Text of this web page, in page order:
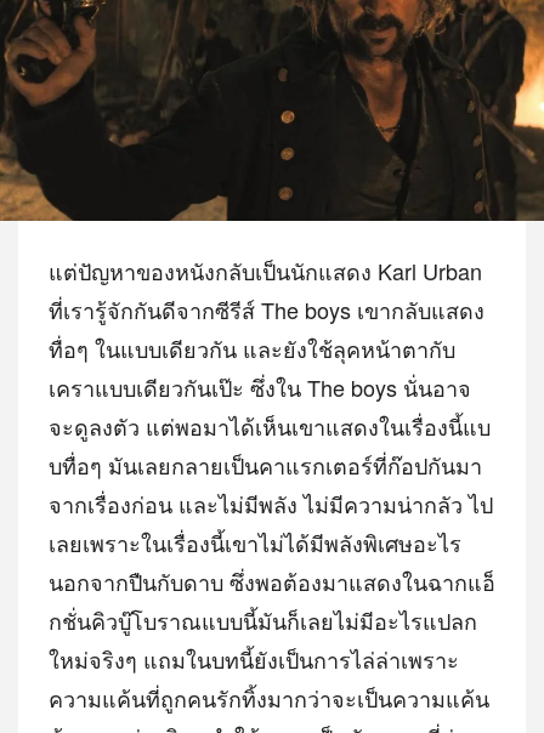
แต่ปัญหาของหนังกลับเป็นนักแสดง Karl Urban
ที่เรารู้จักกันดีจากซีรีส์ The boys เขากลับแสดง
ทื่อๆ ในแบบเดียวกัน และยังใช้ลุคหน้าตากับ
เคราแบบเดียวกันเป๊ะ ซึ่งใน The boys นั่นอาจ
จะดูลงตัว แต่พอมาได้เห็นเขาแสดงในเรื่องนี้แบ
บทื่อๆ มันเลยกลายเป็นคาแรกเตอร์ที่ก๊อปกันมา
จากเรื่องก่อน และไม่มีพลัง ไม่มีความน่ากลัว ไป
เลยเพราะในเรื่องนี้เขาไม่ได้มีพลังพิเศษอะไร
นอกจากปืนกับดาบ ซึ่งพอต้องมาแสดงในฉากแอ็
กชั่นคิวบู๊โบราณแบบนี้มันก็เลยไม่มีอะไรแปลก
ใหม่จริงๆ แถมในบทนี้ยังเป็นการไล่ล่าเพราะ
ความแค้นที่ถูกคนรักทิ้งมากว่าจะเป็นความแค้น